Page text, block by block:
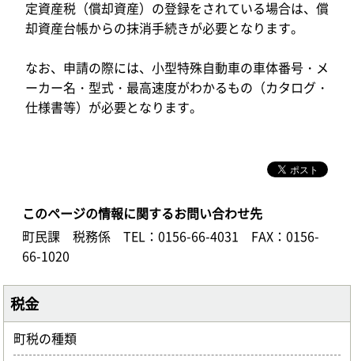
定資産税（償却資産）の登録をされている場合は、償
却資産台帳からの抹消手続きが必要となります。
なお、申請の際には、小型特殊自動車の車体番号・メ
ーカー名・型式・最高速度がわかるもの（カタログ・
仕様書等）が必要となります。
このページの情報に関するお問い合わせ先
町民課 税務係
TEL：0156-66-4031
FAX：0156-
66-1020
税金
町税の種類